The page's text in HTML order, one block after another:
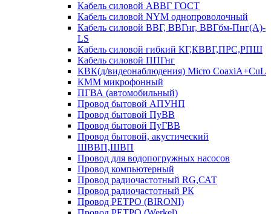
Кабель силовой АВВГ ГОСТ
Кабель силовой NYM однопроволочный
Кабель силовой ВВГ, ВВГнг, ВВГбм-Пнг(А)-
LS
Кабель силовой гибкий КГ,КВВГ,ПРС,РПШ
Кабель силовой ППГнг
КВК(д/видеонаблюдения) Micro CoaxiA+CuL
КММ микрофонный
ПГВА (автомобильный)
Провод бытовой АПУНП
Провод бытовой ПуВВ
Провод бытовой ПуГВВ
Провод бытовой, акустический
ШВВП,ШВП
Провод для водопогружных насосов
Провод компьютерный
Провод радиочастотный RG,САТ
Провод радиочастотный РК
Провод РЕТРО (BIRONI)